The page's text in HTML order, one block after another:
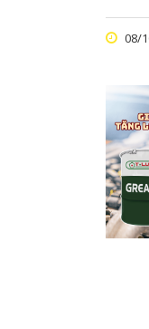
08/